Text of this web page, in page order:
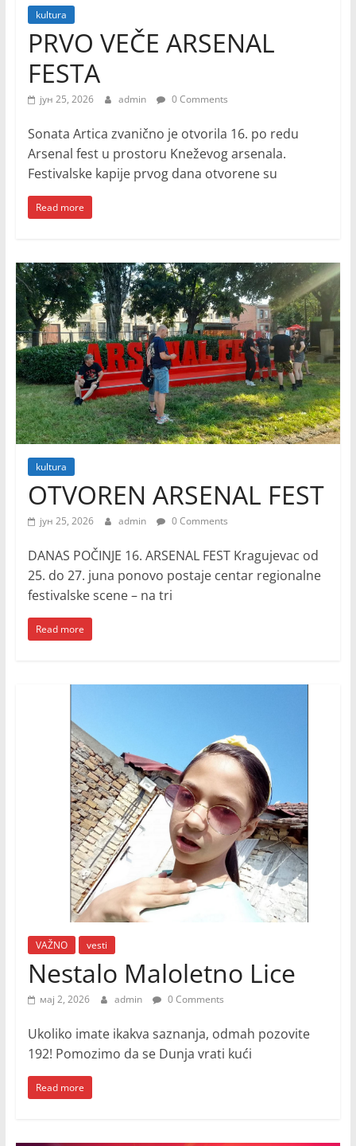
kultura
PRVO VEČE ARSENAL
FESTA
јун 25, 2026 admin 0 Comments
Sonata Artica zvanično je otvorila 16. po redu
Arsenal fest u prostoru Kneževog arsenala.
Festivalske kapije prvog dana otvorene su
Read more
kultura
OTVOREN ARSENAL FEST
јун 25, 2026 admin 0 Comments
DANAS POČINJE 16. ARSENAL FEST Kragujevac od
25. do 27. juna ponovo postaje centar regionalne
festivalske scene – na tri
Read more
VAŽNO vesti
Nestalo Maloletno Lice
мај 2, 2026 admin 0 Comments
Ukoliko imate ikakva saznanja, odmah pozovite
192! Pomozimo da se Dunja vrati kući
Read more